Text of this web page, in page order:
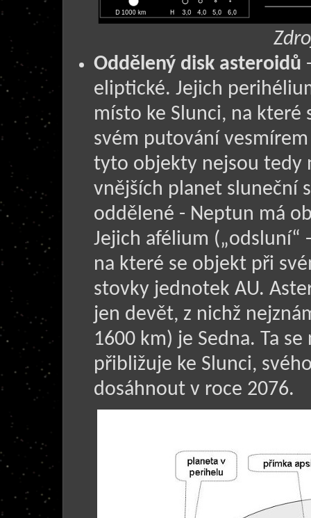
Oddělený disk asteroidů
eliptické. Jejich
místo ke Slunci, na
svém putování
tyto objekty nejsou tedy
vnějších planet sluneční
oddělené - Neptun má
Jejich afélium („odsluní“
na které se objekt při
stovky jednotek AU.
jen devět, z nichž
1600 km) je Sedna. Ta
přibližuje ke Slunci,
dosáhnout v roce 2076.